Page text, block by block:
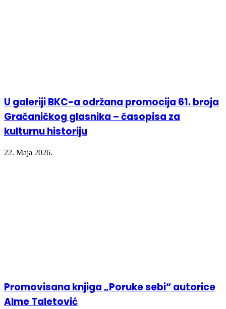
U galeriji BKC-a održana promocija 61. broja
Gračaničkog glasnika – časopisa za
kulturnu historiju
22. Maja 2026.
Promovisana knjiga „Poruke sebi“ autorice
Alme Taletović